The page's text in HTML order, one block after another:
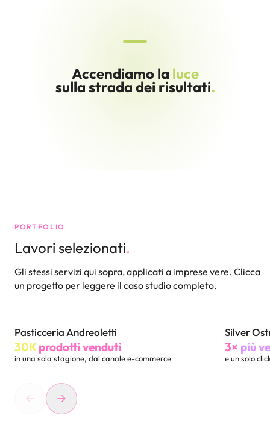
Accendiamo la luce
sulla strada dei risultati.
PORTFOLIO
Lavori selezionati.
Gli stessi servizi qui sopra, applicati a imprese vere. Clicca
un progetto per leggere il caso studio completo.
Branding Website
Pasticceria Andreoletti
30Kprodotti venduti
in una sola stagione, dal canale e-commerce
Silver
3× più
e un solo